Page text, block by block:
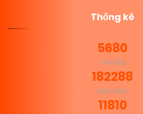
21/05/2026
21/05/2026
19/05/2026
Thống kê
5680
TRUYỆN
182288
CHƯƠNG
11810